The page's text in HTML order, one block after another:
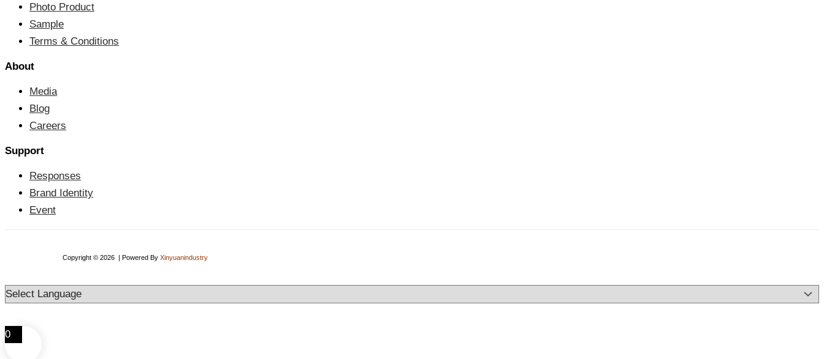
Photo Product
Sample
Terms & Conditions
About
Media
Blog
Careers
Support
Responses
Brand Identity
Event
Copyright © 2026 | Powered By Xinyuanindustry
0